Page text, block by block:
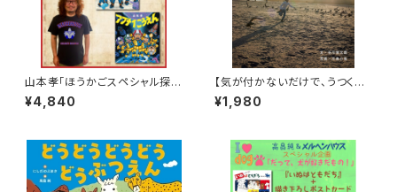
山本孝「ほうかごスペシャル探検
隊」3冊SET
¥4,840
【気が付かないだけで、うつくし
いものは僕らの周りにたくさん
ある！】『うつくしい！』
¥1,980